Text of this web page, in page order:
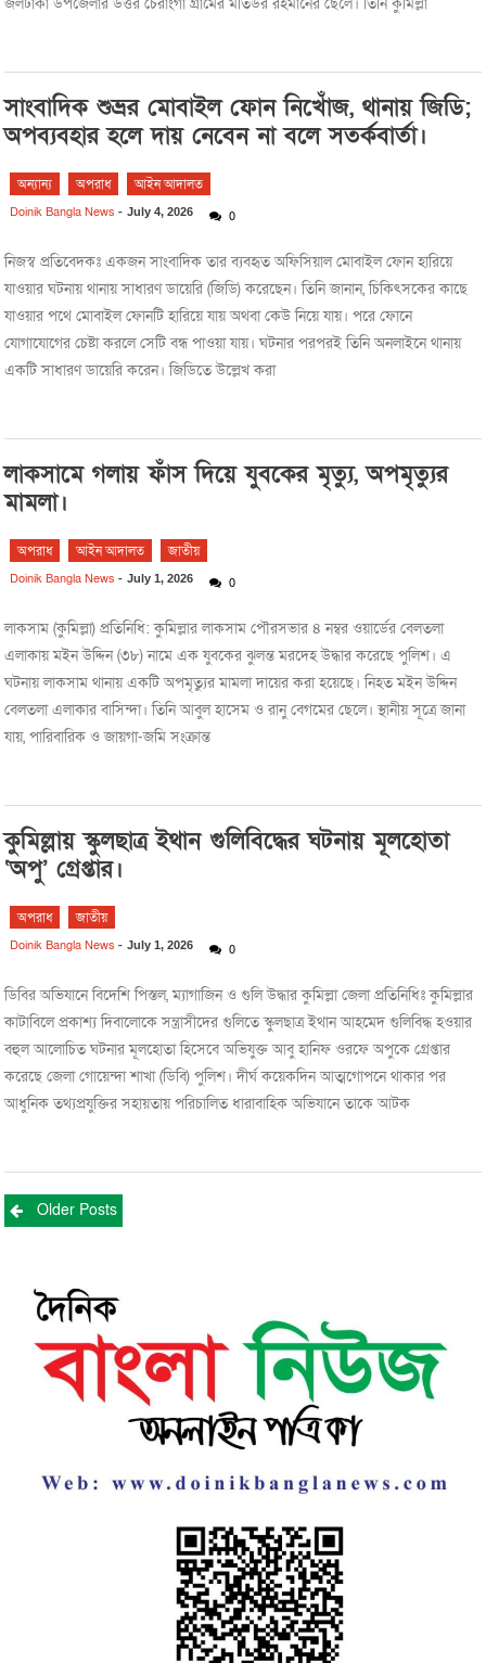
সাংবাদিক শুভ্রর মোবাইল ফোন নিখোঁজ, থানায় জিডি;
অপব্যবহার হলে দায় নেবেন না বলে সতর্কবার্তা।
অন্যান্য অপরাধ আইন আদালত
Doinik Bangla News -July 4, 2026 0
নিজস্ব প্রতিবেদকঃ একজন সাংবাদিক তার ব্যবহৃত অফিসিয়াল মোবাইল ফোন হারিয়ে
যাওয়ার ঘটনায় থানায় সাধারণ ডায়েরি (জিডি) করেছেন। তিনি জানান, চিকিৎসকের কাছে
যাওয়ার পথে মোবাইল ফোনটি হারিয়ে যায় অথবা কেউ নিয়ে যায়। পরে ফোনে
যোগাযোগের চেষ্টা করলে সেটি বন্ধ পাওয়া যায়। ঘটনার পরপরই তিনি অনলাইনে থানায়
একটি সাধারণ ডায়েরি করেন। জিডিতে উল্লেখ করা
লাকসামে গলায় ফাঁস দিয়ে যুবকের মৃত্যু, অপমৃত্যুর
মামলা।
অপরাধ আইন আদালত জাতীয়
Doinik Bangla News -July 1, 2026 0
লাকসাম (কুমিল্লা) প্রতিনিধি: কুমিল্লার লাকসাম পৌরসভার ৪ নম্বর ওয়ার্ডের বেলতলা
এলাকায় মইন উদ্দিন (৩৮) নামে এক যুবকের ঝুলন্ত মরদেহ উদ্ধার করেছে পুলিশ। এ
ঘটনায় লাকসাম থানায় একটি অপমৃত্যুর মামলা দায়ের করা হয়েছে। নিহত মইন উদ্দিন
বেলতলা এলাকার বাসিন্দা। তিনি আবুল হাসেম ও রানু বেগমের ছেলে। স্থানীয় সূত্রে জানা
যায়, পারিবারিক ও জায়গা-জমি সংক্রান্ত
কুমিল্লায় স্কুলছাত্র ইথান গুলিবিদ্ধের ঘটনায় মূলহোতা
‘অপু’ গ্রেপ্তার।
অপরাধ জাতীয়
Doinik Bangla News -July 1, 2026 0
ডিবির অভিযানে বিদেশি পিস্তল, ম্যাগাজিন ও গুলি উদ্ধার কুমিল্লা জেলা প্রতিনিধিঃ কুমিল্লার
কাটাবিলে প্রকাশ্য দিবালোকে সন্ত্রাসীদের গুলিতে স্কুলছাত্র ইথান আহমেদ গুলিবিদ্ধ হওয়ার
বহুল আলোচিত ঘটনার মূলহোতা হিসেবে অভিযুক্ত আবু হানিফ ওরফে অপুকে গ্রেপ্তার
করেছে জেলা গোয়েন্দা শাখা (ডিবি) পুলিশ। দীর্ঘ কয়েকদিন আত্মগোপনে থাকার পর
আধুনিক তথ্যপ্রযুক্তির সহায়তায় পরিচালিত ধারাবাহিক অভিযানে তাকে আটক
Posts
Older Posts